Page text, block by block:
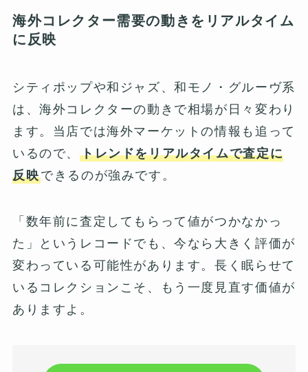
海外コレクター需要の動きをリアルタイム
に反映
シティポップや和ジャズ、和モノ・グルーヴ系
は、海外コレクターの動きで相場が日々変わり
ます。当店では海外マーケットの情報も追って
いるので、 トレンドをリアルタイムで査定に
反映できるのが強みです。
「数年前に査定してもらって値がつかなかっ
た」というレコードでも、今なら大きく評価が
変わっている可能性があります。長く眠らせて
いるコレクションこそ、もう一度見直す価値が
ありますよ。